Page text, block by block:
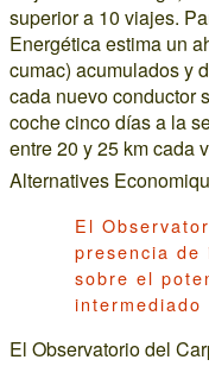
superior a 10 viajes.
Energética estima un
cumac) acumulados y
cada nuevo conductor
coche cinco días a la
entre 20 y 25 km cada
Alternatives
El
presencia de
sobre el
intermediado
El Observatorio del